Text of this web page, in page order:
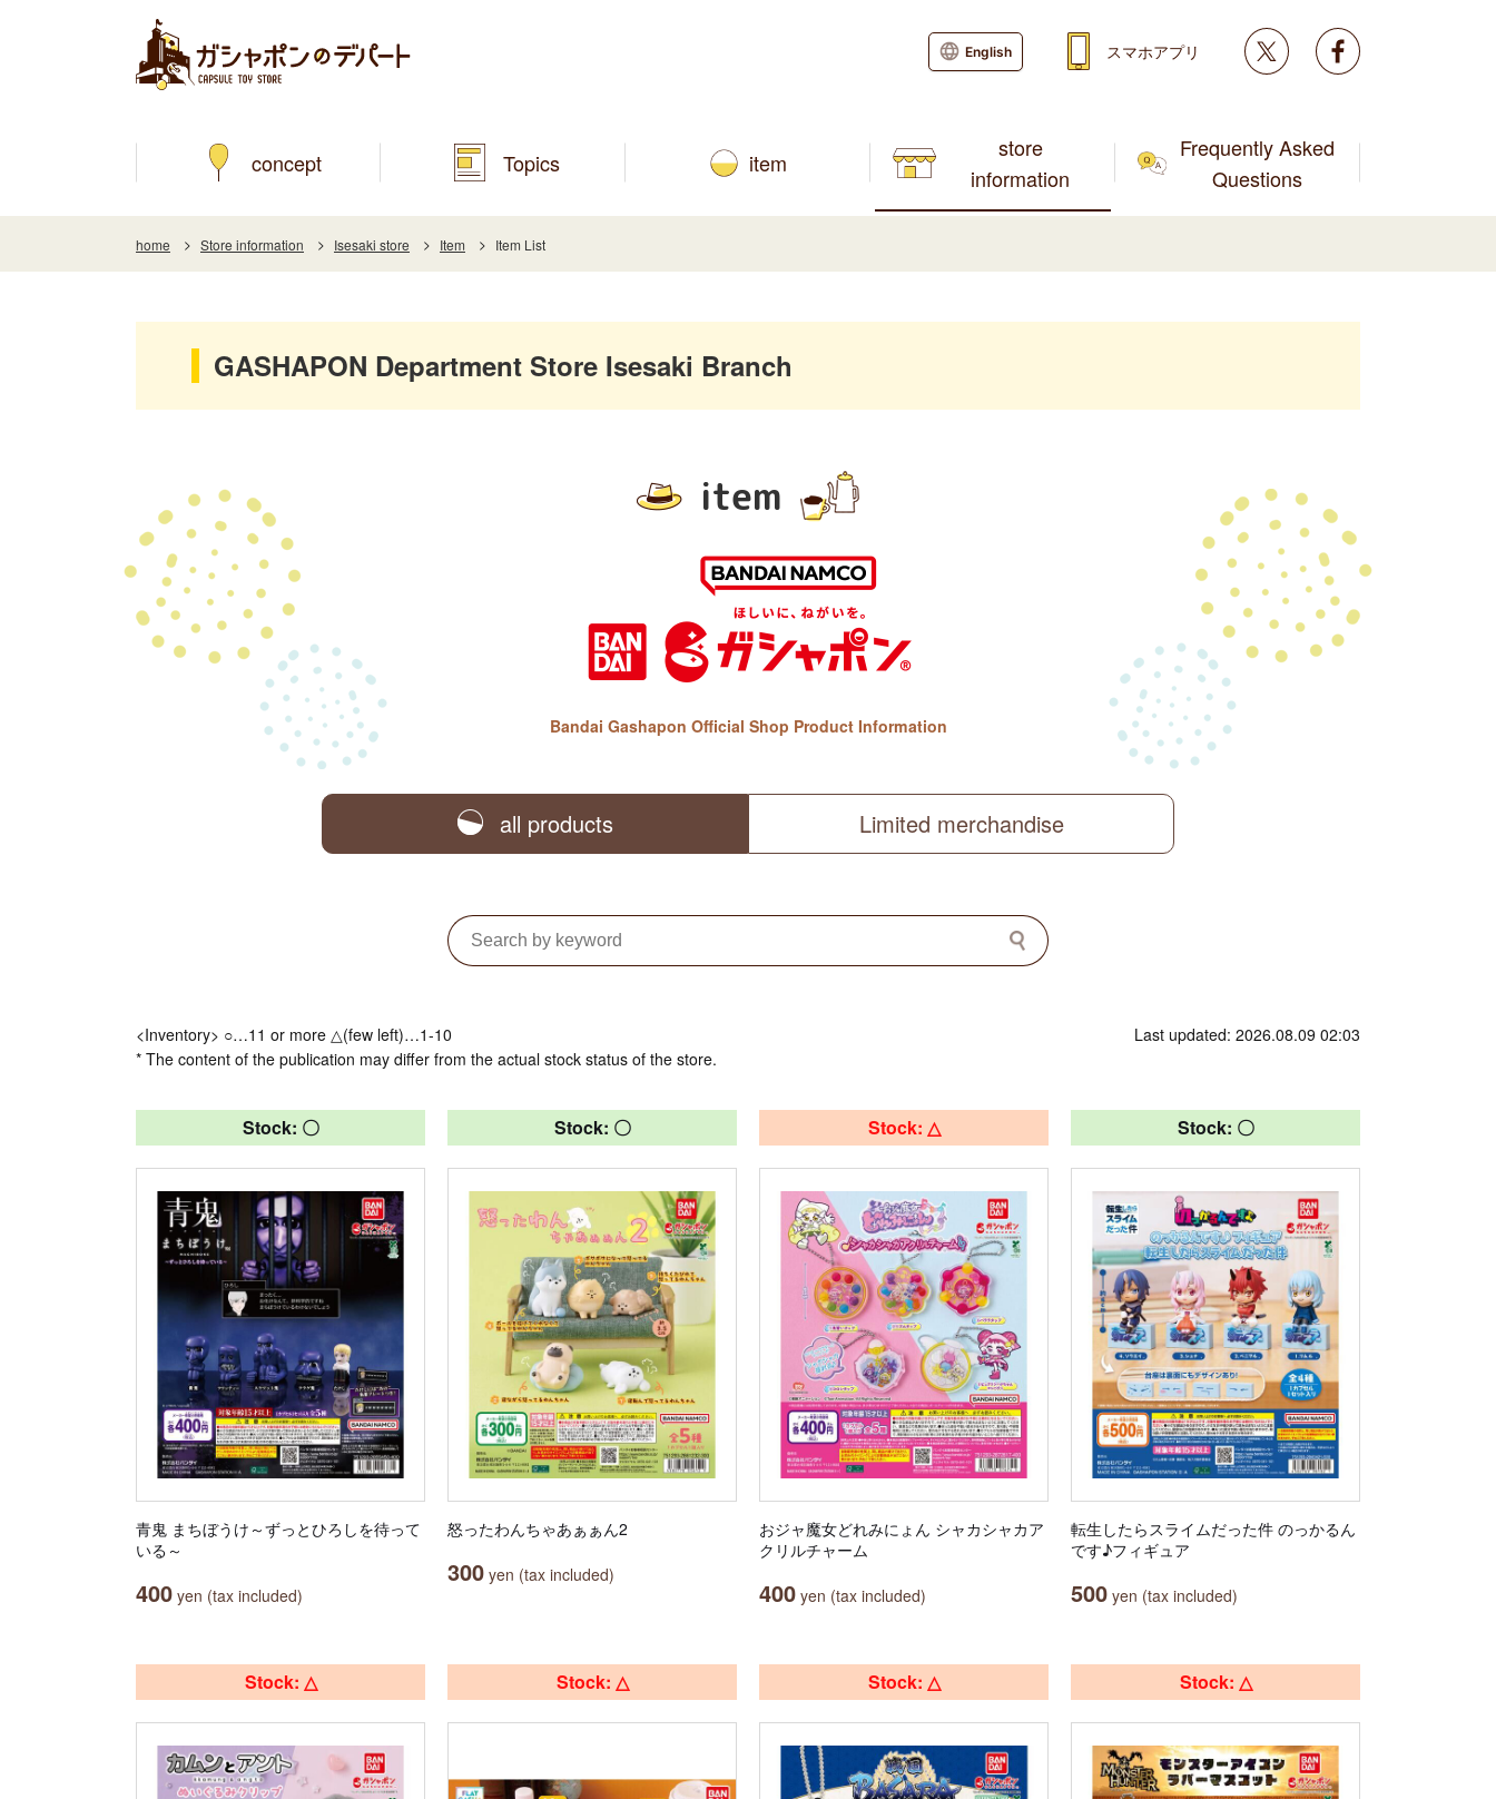
concept Topics item
store
information
Frequently Asked
Questions
English スマホアプリ Twitter
home Store information Isesaki store Item Item List
GASHAPON Department Store Isesaki Branch
item
Bandai Gashapon Official Shop Product Information
all products Limited merchandise
<Inventory> ○…11 or more △(few left)…1-10
* The content of the publication may differ from the actual stock status of the store.
Last updated: 2026.08.09 02:03
Stock: 〇
青鬼 まちぼうけ～ずっとひろしを待って
いる～
400 yen (tax included)
Stock: 〇
怒ったわんちゃあぁぁん2
300 yen (tax included)
Stock: △
おジャ魔女どれみにょん シャカシャカア
クリルチャーム
400 yen (tax included)
Stock: 〇
転生したらスライムだった件 のっかるん
です♪フィギュア
500 yen (tax included)
Stock: △ Stock: △ Stock: △ Stock: △